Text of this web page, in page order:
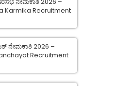
Karmika Recruitment
ನೇಮಕಾತಿ 2026 –
Recruitment